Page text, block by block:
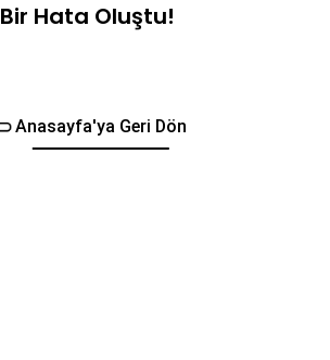
Bir Hata Oluştu!
Anasayfa'ya Geri Dön